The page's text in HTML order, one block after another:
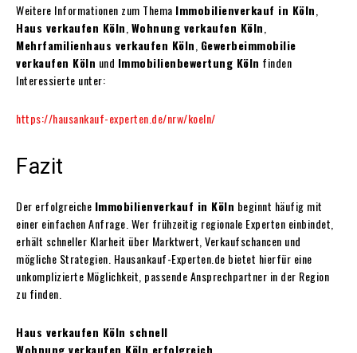
Weitere Informationen zum Thema Immobilienverkauf in Köln
Haus verkaufen Köln Wohnung verkaufen Köln
Mehrfamilienhaus verkaufen Köln Gewerbeimmobilie
verkaufen Köln und Immobilienbewertung Köln finden
Interessierte unter:
https://hausankauf-experten.de/nrw/koeln/
Fazit
Der erfolgreiche Immobilienverkauf in Köln beginnt häufig mit
einer einfachen Anfrage. Wer frühzeitig regionale Experten einbindet,
erhält schneller Klarheit über Marktwert, Verkaufschancen und
mögliche Strategien. Hausankauf-Experten.de bietet hierfür eine
unkomplizierte Möglichkeit, passende Ansprechpartner in der Region
zu finden.
Haus verkaufen Köln schnell
Wohnung verkaufen Köln erfolgreich